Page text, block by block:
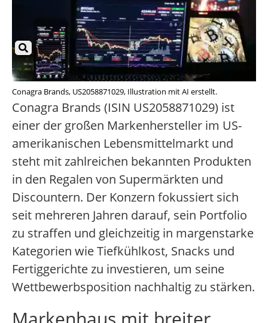
Conagra Brands, US2058871029, Illustration mit AI erstellt.
Conagra Brands (ISIN US2058871029) ist
einer der großen Markenhersteller im US-
amerikanischen Lebensmittelmarkt und
steht mit zahlreichen bekannten Produkten
in den Regalen von Supermärkten und
Discountern. Der Konzern fokussiert sich
seit mehreren Jahren darauf, sein Portfolio
zu straffen und gleichzeitig in margenstarke
Kategorien wie Tiefkühlkost, Snacks und
Fertiggerichte zu investieren, um seine
Wettbewerbsposition nachhaltig zu stärken.